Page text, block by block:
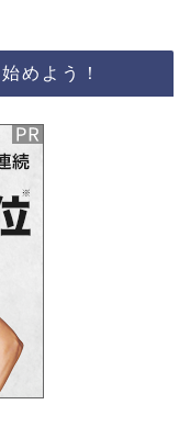
めよう！